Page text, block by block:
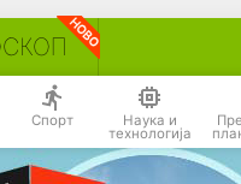
Спорт Наука и
технологија